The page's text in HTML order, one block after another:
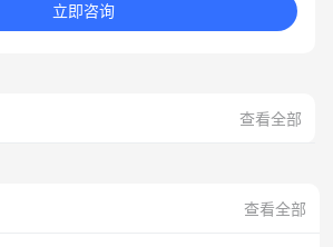
立即咨询
查看全部
查看全部